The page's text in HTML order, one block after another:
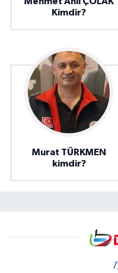
Kimdir?
Murat TÜRKMEN
kimdir?